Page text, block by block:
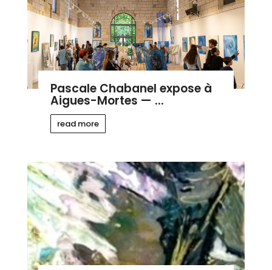
Pascale Chabanel expose à
Aigues-Mortes — ...
read more